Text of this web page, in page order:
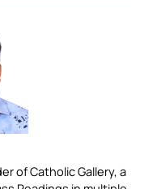
of Catholic Gallery, a